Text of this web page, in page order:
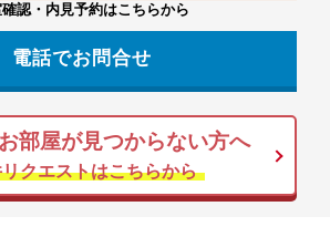
確認・内見予約はこちらから
電話でお問合せ
部屋が見つからない方へ
クエストはこちらから